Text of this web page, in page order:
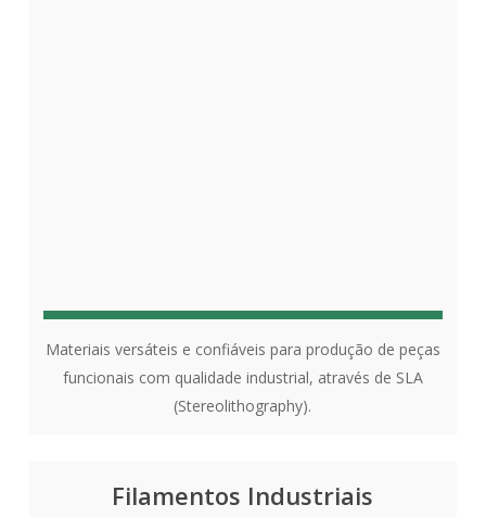
Materiais versáteis e confiáveis para produção de peças
funcionais com qualidade industrial, através de SLA
(Stereolithography).
Filamentos Industriais